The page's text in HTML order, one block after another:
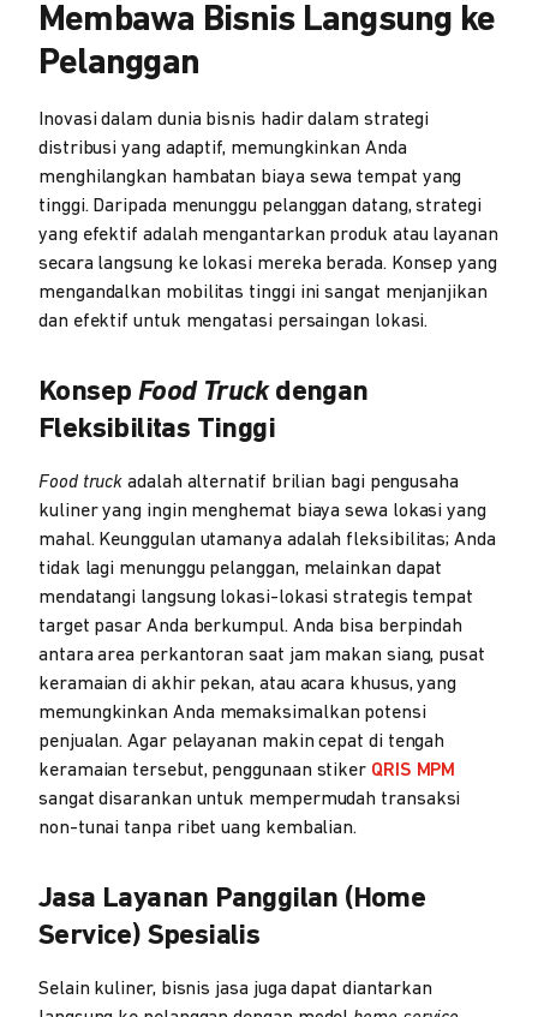
Membawa Bisnis Langsung ke
Pelanggan
Inovasi dalam dunia bisnis hadir dalam strategi
distribusi yang adaptif, memungkinkan Anda
menghilangkan hambatan biaya sewa tempat yang
tinggi. Daripada menunggu pelanggan datang, strategi
yang efektif adalah mengantarkan produk atau layanan
secara langsung ke lokasi mereka berada. Konsep yang
mengandalkan mobilitas tinggi ini sangat menjanjikan
dan efektif untuk mengatasi persaingan lokasi.
Konsep Food Truckdengan
Fleksibilitas Tinggi
Food truck adalah alternatif brilian bagi pengusaha
kuliner yang ingin menghemat biaya sewa lokasi yang
mahal. Keunggulan utamanya adalah fleksibilitas; Anda
tidak lagi menunggu pelanggan, melainkan dapat
mendatangi langsung lokasi-lokasi strategis tempat
target pasar Anda berkumpul. Anda bisa berpindah
antara area perkantoran saat jam makan siang, pusat
keramaian di akhir pekan, atau acara khusus, yang
memungkinkan Anda memaksimalkan potensi
penjualan. Agar pelayanan makin cepat di tengah
keramaian tersebut, penggunaan stiker QRIS MPM
sangat disarankan untuk mempermudah transaksi
non-tunai tanpa ribet uang kembalian.
Jasa Layanan Panggilan (Home
Service) Spesialis
Selain kuliner, bisnis jasa juga dapat diantarkan